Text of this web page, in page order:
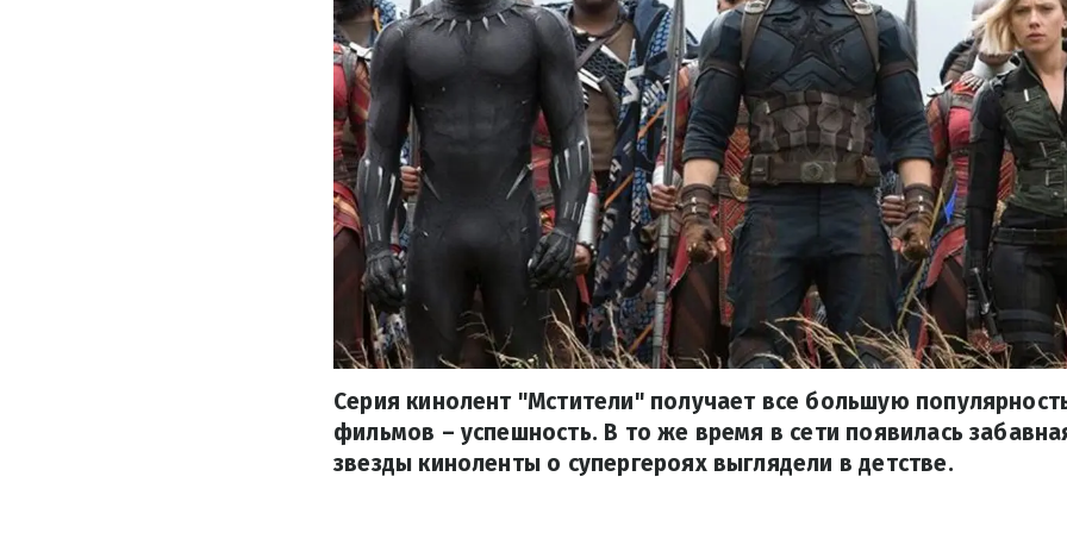
Серия кинолент "Мстители" получает все большую
фильмов – успешность. В то же время в сети появилась
звезды киноленты о супергероях выглядели в детстве.